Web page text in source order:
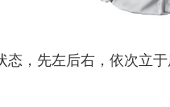
态，先左后右，依次立